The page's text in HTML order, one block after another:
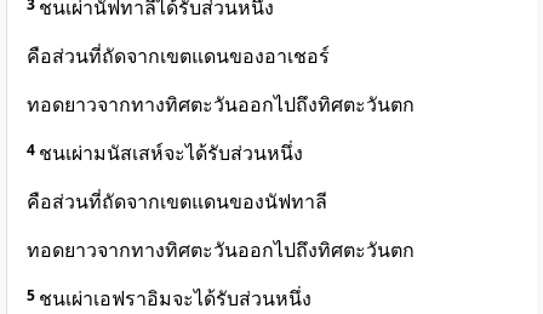
3 ชนเผ่านัฟทาลีได้รับส่วนหนึ่ง
คือส่วนที่ถัดจากเขตแดนของอาเชอร์
ทอดยาวจากทางทิศตะวันออกไปถึงทิศตะวันตก
4 ชนเผ่ามนัสเสห์จะได้รับส่วนหนึ่ง
คือส่วนที่ถัดจากเขตแดนของนัฟทาลี
ทอดยาวจากทางทิศตะวันออกไปถึงทิศตะวันตก
5 ชนเผ่าเอฟราอิมจะได้รับส่วนหนึ่ง